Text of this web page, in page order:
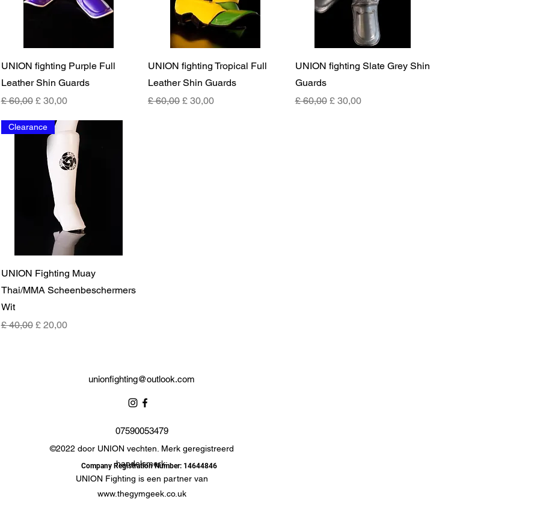
Snel overzicht
UNION fighting Purple Full
Leather Shin Guards
Normale prijs
£ 60,00 Verkoopprijs
£ 30,00
Snel overzicht
UNION fighting Tropical Full
Leather Shin Guards
Normale prijs
£ 60,00 Verkoopprijs
£ 30,00
Snel overzicht
UNION fighting Slate Grey Shin
Guards
Normale prijs
£ 60,00 Verkoopprijs
£ 30,00
Snel overzicht
Clearance
UNION Fighting Muay
Thai/MMA Scheenbeschermers
Wit
Normale prijs
£ 40,00 Verkoopprijs
£ 20,00
unionfighting@outlook.com
07590053479
©2022 door UNION vechten. Merk geregistreerd
handelsmerk:
UNION Fighting is een partner van
www.thegymgeek.co.uk
Company Registration Number: 14644846